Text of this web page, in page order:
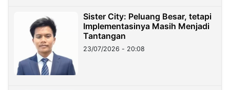
Sister City: Peluang Besar, tetapi
Implementasinya Masih Menjadi
Tantangan
23/07/2026 - 20:08